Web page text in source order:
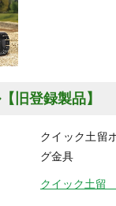
旧登録製品】
クイック土留
グ金具
クイック土留